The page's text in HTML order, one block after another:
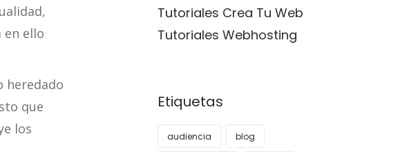
en ello
heredado
que
los
Tutoriales Crea Tu Web
Tutoriales Webhosting
Etiquetas
audiencia blog